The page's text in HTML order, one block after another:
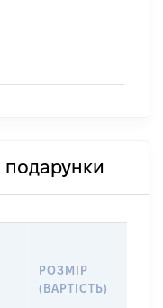
подарунки
РОЗМІР
(ВАРТІСТЬ)